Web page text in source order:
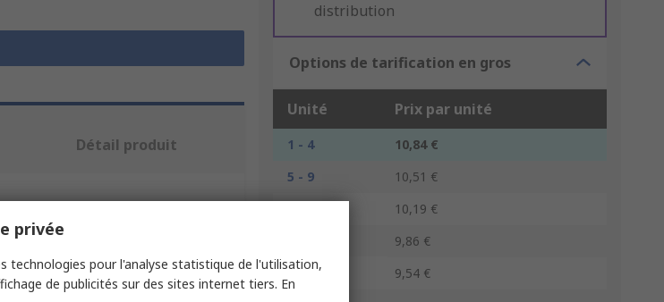
distribution
Options de tarification en gros
Unité Prix par unité
1 - 4
10,84 €
5 - 9
10,51 €
10,19 €
9,86 €
50 +
9,54 €
Détail produit
attributs.
privée
technologies pour l'analyse statistique de l'utilisation,
de publicités sur des sites internet tiers. En